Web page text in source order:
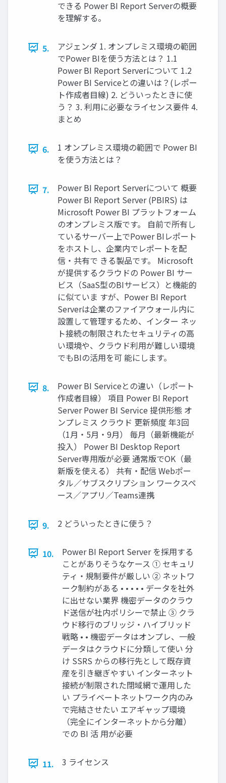
できる Power BI Report Serverの概要
を理解する。
5.
アジェンダ 1. オンプレミス環境の範囲
でPower BIを使う方法とは？ 1.1
Power BI Report Serverについて 1.2
Power BI Serviceとの違いは？(レポー
ト作成者目線) 2. どういったときに使
う？ 3. 利用に必要なライセンス要件 4.
まとめ
6.
1 オンプレミス環境の範囲で Power BI
を使う方法とは？
7.
Power BI Report Serverについて 概要
Power BI Report Server (PBIRS) は
Microsoft Power BI プラットフォーム
のオンプレミス版です。 自前で所有し
ているサーバー上でPower BIレポート
をホストし、企業内でレポートを配
信・共有で きる製品です。 Microsoft
が提供するクラウドの Power BI サー
ビス（SaaS型のBIサービス）と機能的
に似ていま すが、Power BI Report
Serverは企業のファイアウォール内に
設置して管理するため、インター ネッ
ト接続の制限されたセキュリティの高
い環境や、クラウド利用が難しい環境
でもBIの活用を可 能にします。
8.
Power BI Serviceとの違い（レポート
作成者目線） 項目 Power BI Report
Server Power BI Service 提供形態 オ
ンプレミス クラウド 更新頻度 年3回
（1月・5月・9月） 毎月（最新機能が
投入） Power BI Desktop Report
Server専用版が必要 通常版でOK（最
新版を使える） 共有・配信 Webポー
タル／サブスクリプション ワークスペ
ース／アプリ／Teams連携
9. 2 どういったときに使う？
10.
Power BI Report Server を採用する
ことがありそうなケース ① セキュリ
ティ・規制要件が厳しい ② ネットワ
ーク制約がある • • • • • データを社外
に出せない業界 機密データのクラウ
ド送信が社内ポリシーで禁止 ③ クラ
ウド移行のブリッジ・ハイブリッド
戦略 • • 機密データはオンプレ、一般
データはクラウドに分類して使い 分
け SSRS からの移行先として既存資
産を引き継ぎやすい インターネット
接続が制限された閉域網で運用した
い プライベートネットワーク内のみ
で完結させたい エアギャップ環境
（完全にインターネットから分離）
での BI 活 用が必要
11. 3 ライセンス